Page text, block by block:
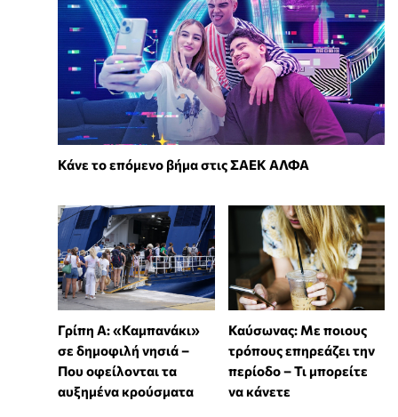
Κάνε το επόμενο βήμα στις ΣΑΕΚ ΑΛΦΑ
Γρίπη Α: «Καμπανάκι»
σε δημοφιλή νησιά –
Που οφείλονται τα
αυξημένα κρούσματα
Καύσωνας: Με ποιους
τρόπους επηρεάζει την
περίοδο – Τι μπορείτε
να κάνετε